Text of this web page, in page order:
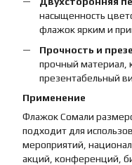
насыщенность
флажок ярким и
Прочность и
прочный материал,
презентабельный
Применение
Флажок Сомали
подходит для
мероприятий,
акций, конференций,